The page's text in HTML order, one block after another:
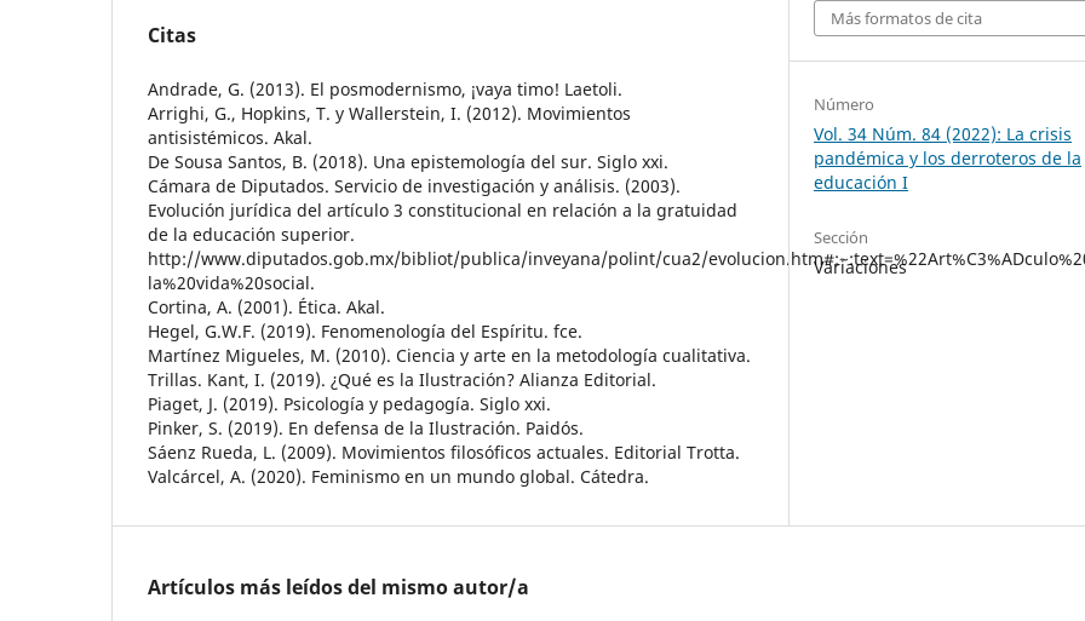
Citas
Andrade, G. (2013). El posmodernismo, ¡vaya timo! Laetoli.
Arrighi, G., Hopkins, T. y Wallerstein, I. (2012). Movimientos
antisistémicos. Akal.
De Sousa Santos, B. (2018). Una epistemología del sur. Siglo xxi.
Cámara de Diputados. Servicio de investigación y análisis. (2003).
Evolución jurídica del artículo 3 constitucional en relación a la gratuidad
de la educación superior.
http://www.diputados.gob.mx/bibliot/publica/inveyana/polint/cua2/
la%20vida%20social.
Cortina, A. (2001). Ética. Akal.
Hegel, G.W.F. (2019). Fenomenología del Espíritu. fce.
Martínez Migueles, M. (2010). Ciencia y arte en la metodología cualitativa.
Trillas. Kant, I. (2019). ¿Qué es la Ilustración? Alianza Editorial.
Piaget, J. (2019). Psicología y pedagogía. Siglo xxi.
Pinker, S. (2019). En defensa de la Ilustración. Paidós.
Sáenz Rueda, L. (2009). Movimientos filosóficos actuales. Editorial Trotta.
Valcárcel, A. (2020). Feminismo en un mundo global. Cátedra.
Más formatos de cita
Número
Vol. 34 Núm. 84 (2022): La crisis
pandémica y los derroteros de la
educación I
Sección
Variaciones
Artículos más leídos del mismo autor/a